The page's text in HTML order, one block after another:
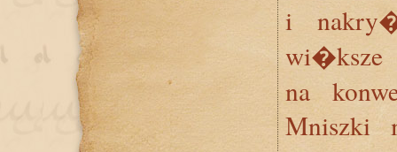
i
na
Mniszki